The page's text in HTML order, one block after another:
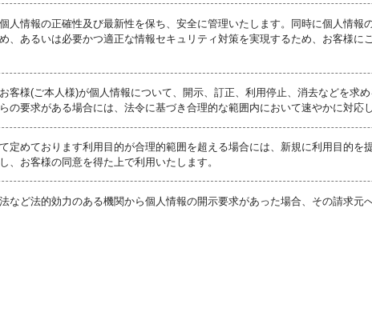
人情報の正確性及び最新性を保ち、安全に管理いたします。同時に個人情報
、あるいは必要かつ適正な情報セキュリティ対策を実現するため、お客様に
客様(ご本人様)が個人情報について、開示、訂正、利用停止、消去などを求
の要求がある場合には、法令に基づき合理的な範囲内において速やかに対応し
定めております利用目的が合理的範囲を超える場合には、新規に利用目的を
、お客様の同意を得た上で利用いたします。
など法的効力のある機関から個人情報の開示要求があった場合、その請求元